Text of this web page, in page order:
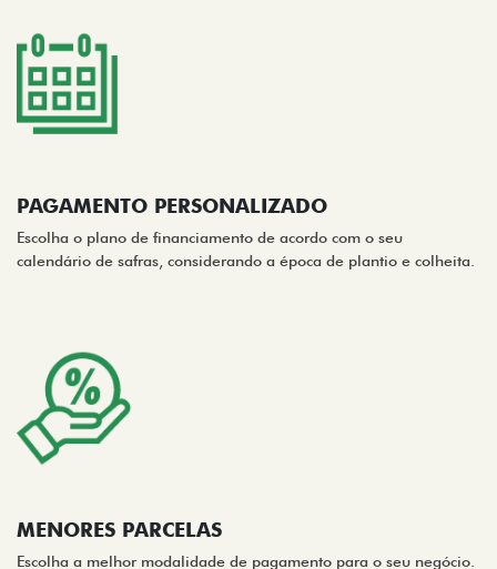
PAGAMENTO PERSONALIZADO
Escolha o plano de financiamento de acordo com o seu
calendário de safras, considerando a época de plantio e colheita.
MENORES PARCELAS
Escolha a melhor modalidade de pagamento para o seu negócio.